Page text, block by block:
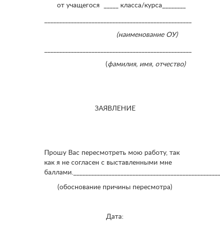
от учащегося _____ класса/курса________
(наименование ОУ)
(фамилия, имя, отчество)
ЗАЯВЛЕНИЕ
Прошу Вас пересмотреть мою работу, так
как я не согласен с выставленными мне
(обоснование причины пересмотра)
Дата: